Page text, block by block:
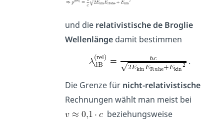
und die relativistischede Broglie
Wellenlänge damit bestimmen
.
Die Grenze für nicht-relativistische
Rechnungen wählt man meist bei
beziehungsweise